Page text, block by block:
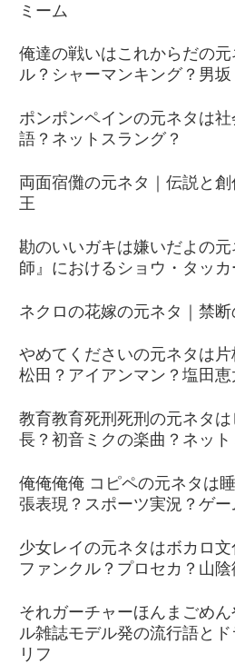
ミーム
俺達の戦いはこれからだの
ル？シャーマンキング？男坂
ポンポンペインの元ネタは
語？ネットスラング？
両面宿儺の元ネタ｜伝説と
王
勘のいいガキは嫌いだよの
師』におけるショウ・タッ
ネクロの花嫁の元ネタ｜禁
やめてくださいの元ネタは
松田？アイアンマン？塩田恵
教育教育死刑死刑の元ネタ
長？初音ミクの楽曲？ネット
俺俺俺俺 コピペの元ネタは
張表現？スポーツ実況？ゲー
少女レイの元ネタはボカロ
ファンクル？プロセカ？山陰
それガーチャーほんまごめ
ル雑誌モデル発の流行語と
リフ